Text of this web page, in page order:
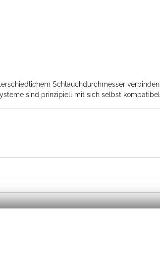
Schlauchdurchmesser
sind prinzipiell mit sich selbst